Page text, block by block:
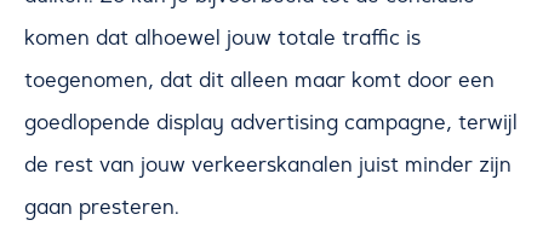
komen dat alhoewel jouw totale traffic is
toegenomen, dat dit alleen maar komt door een
goedlopende display advertising campagne, terwijl
de rest van jouw verkeerskanalen juist minder zijn
gaan presteren.